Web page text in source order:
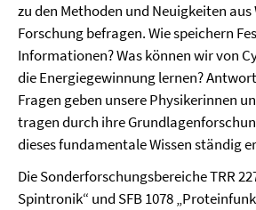
zu den Methoden und Neuigkeiten aus
Forschung befragen. Wie speichern
Informationen? Was können wir von
die Energiegewinnung lernen?
Fragen geben unsere Physikerinnen
tragen durch ihre
dieses fundamentale Wissen ständig
Die Sonderforschungsbereiche TRR
Spintronik“ und SFB 1078